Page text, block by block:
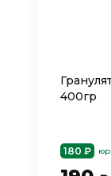
400гр
180 ₽